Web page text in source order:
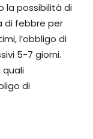
la possibilità di
di febbre per
l’obbligo di
5-7 giorni.
quali
di